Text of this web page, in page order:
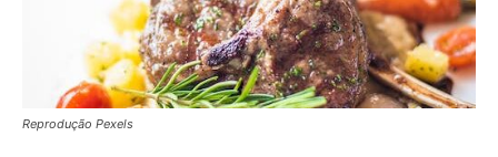
Reprodução Pexels